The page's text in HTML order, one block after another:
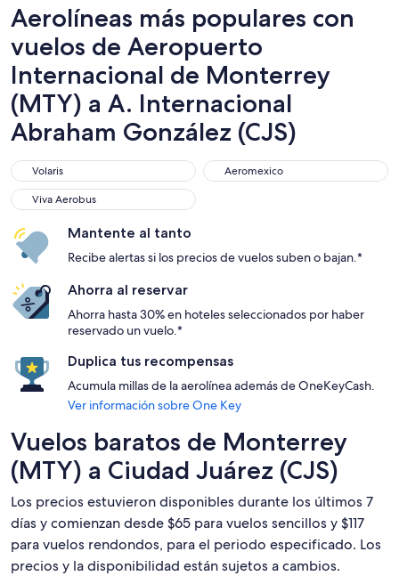
Aerolíneas más populares con
vuelos de Aeropuerto
Internacional de Monterrey
(MTY) a A. Internacional
Abraham González (CJS)
Volaris
Volaris Aeromexico
Aeromexico
Viva Aerobus
Viva Aerobus
Mantente al tanto
Recibe alertas si los precios de vuelos suben o bajan.*
Ahorra al reservar
Ahorra hasta 30% en hoteles seleccionados por haber
reservado un vuelo.*
Duplica tus recompensas
Acumula millas de la aerolínea además de OneKeyCash.
Ver información sobre One Key
Vuelos baratos de Monterrey
(MTY) a Ciudad Juárez (CJS)
Los precios estuvieron disponibles durante los últimos 7
días y comienzan desde $65 para vuelos sencillos y $117
para vuelos rendondos, para el periodo especificado. Los
precios y la disponibilidad están sujetos a cambios.